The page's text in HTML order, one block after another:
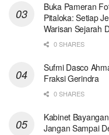
Buka Pameran
Pitaloka: Setiap
Warisan Sejarah
0 SHARES
Sufmi Dasco
Fraksi Gerindra
0 SHARES
Kabinet
Jangan Sampai